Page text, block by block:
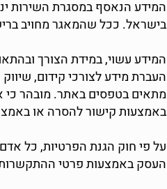
בישראל. ככל שהמאגר מחויב
המידע עשוי, במידת הצורך
העברת מידע לצורכי קידום,
מתאים בטפסים באתר. מובהר כי
באמצעות קישור להסרה או
על פי חוק הגנת הפרטיות, כל
העסק באמצעות פרטי